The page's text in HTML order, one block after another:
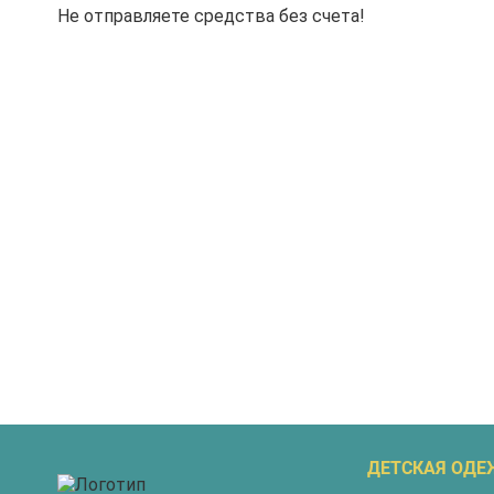
Не отправляете средства без счета!
ДЕТСКАЯ